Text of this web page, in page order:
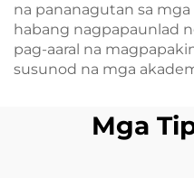
na pananagutan sa
habang nagpapaunlad
pag-aaral na
susunod na mga
Mga